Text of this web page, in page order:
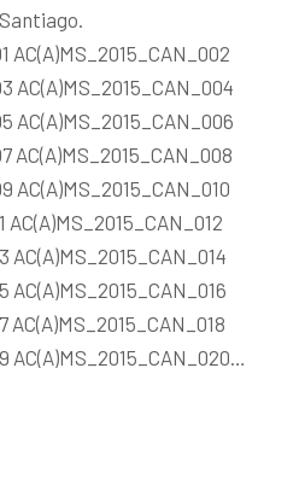
AC(A)MS_2015_CAN_002
AC(A)MS_2015_CAN_004
AC(A)MS_2015_CAN_006
AC(A)MS_2015_CAN_008
AC(A)MS_2015_CAN_010
AC(A)MS_2015_CAN_012
AC(A)MS_2015_CAN_014
AC(A)MS_2015_CAN_016
AC(A)MS_2015_CAN_018
AC(A)MS_2015_CAN_020…